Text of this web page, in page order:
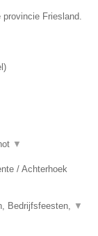
Friesland.
)
▼
/ Achterhoek
Bedrijfsfeesten, ▼